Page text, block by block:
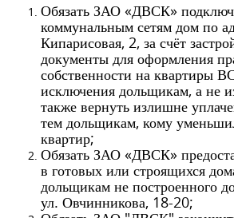
Обязать ЗАО «ДВСК»
коммунальным сетям дом по
Кипарисовая, 2, за счёт
документы для оформления
собственности на квартиры
исключения дольщикам, а не
также вернуть излишне
тем дольщикам, кому
квартир;
Обязать ЗАО «ДВСК»
в готовых или строящихся
дольщикам не построенного
ул. Овчинникова, 18-20;